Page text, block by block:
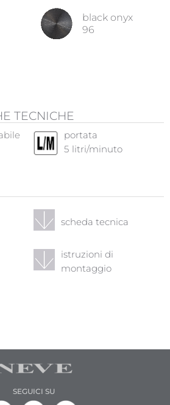
black onyx
96
TECNICHE
portata
5 litri/minuto
scheda tecnica
istruzioni di
montaggio
SEGUICI SU